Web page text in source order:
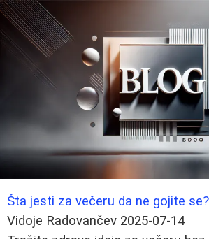
Šta jesti za večeru da ne gojite se?
Vidoje Radovančev 2025-07-14